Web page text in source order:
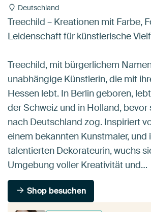
Deutschland
Treechild – Kreationen mit Farbe,
Leidenschaft für künstlerische
Treechild, mit bürgerlichem
unabhängige Künstlerin, die mit
Hessen lebt. In Berlin geboren,
der Schweiz und in Holland,
nach Deutschland zog. Inspiriert
einem bekannten Kunstmaler, und
talentierten Dekorateurin, wuchs
Umgebung voller Kreativität und…
Shop besuchen